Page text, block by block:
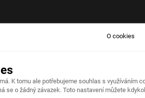
chybě
O cookies
K tomu ale potřebujeme souhlas s využíváním
se o žádný závazek. Toto nastavení můžete